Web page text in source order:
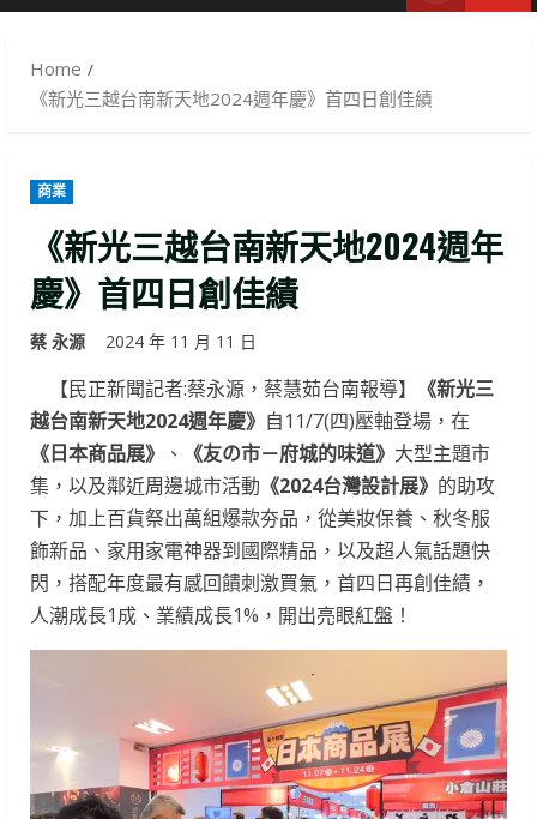
Home
《新光三越台南新天地2024週年慶》首四日創佳績
商業
《新光三越台南新天地2024週年
慶》首四日創佳績
蔡 永源 2024 年 11 月 11 日
【民正新聞記者:蔡永源，蔡慧茹台南報導】
《新光三
越台南新天地2024週年慶》 自11/7(四)壓軸登場，在
《日本商品展》
、 《友の市－府城的味道》 大型主題市
集，以及鄰近周邊城市活動 《2024台灣設計展》 的助攻
下，加上百貨祭出萬組爆款夯品，從美妝保養、秋冬服
飾新品、家用家電神器到國際精品，以及超人氣話題快
閃，搭配年度最有感回饋刺激買氣，首四日再創佳績，
人潮成長1成、業績成長1%，開出亮眼紅盤！